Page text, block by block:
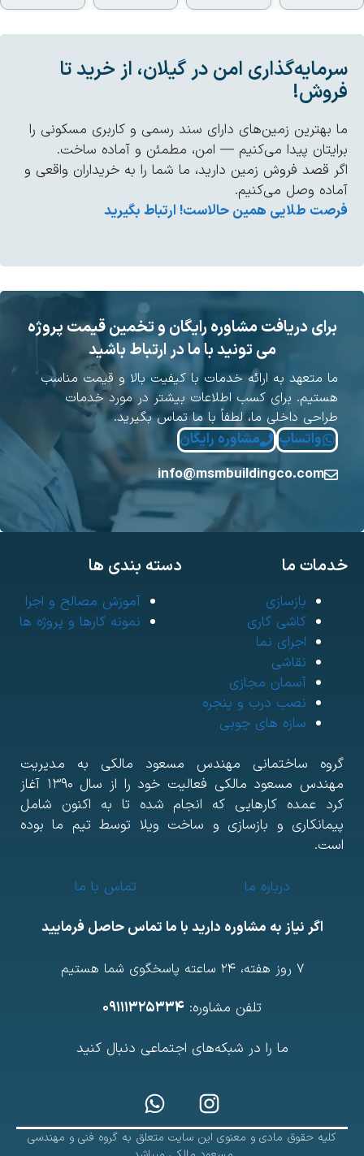
امن در گیلان، از خرید تا
بهترین زمین‌های دارای سند رسمی و کاربری مسکونی را
پیدا می‌کنیم — امن، مطمئن و آماده ساخت.
قصد فروش زمین دارید، ما شما را به خریداران واقعی و
وصل می‌کنیم.
طلایی همین حالاست! ارتباط بگیرید
برای دریافت مشاوره رایگان و تخمین قیمت پروژه
می تونید با ما در ارتباط باشید
ما متعهد به ارائه خدمات با کیفیت بالا و قیمت مناسب
هستیم. برای کسب اطلاعات بیشتر در مورد خدمات
طراحی داخلی ما، لطفاً با ما تماس بگیرید.
واتساپ
مشاوره رایگان
info@msmbuildingco.com
ما
بازسازی
کاشی کاری
اجرای نما
نقاشی
آسمان مجازی
نصب درب و پنجره
سازه های چوبی
دسته بندی ها
آموزش مصالح و اجرا
نمونه کارها و پروژه ها
ساختمانی مهندس مسعود مالکی به مدیریت
مهندس مسعود مالکی فعالیت خود را از سال ۱۳۹۰ آغاز
عمده کارهایی که انجام شده تا به اکنون شامل
و بازسازی و ساخت ویلا توسط تیم ما بوده
درباره ما
تماس با ما
اگر نیاز به مشاوره دارید با ما تماس حاصل فرمایید
تلفن مشاوره:۰۹۱۱۱۳۲۵۳۳۴
ما را در شبکه‌های اجتماعی دنبال کنید
کلیه حقوق مادی و معنوی این سایت متعلق به گروه فنی و مهندسی